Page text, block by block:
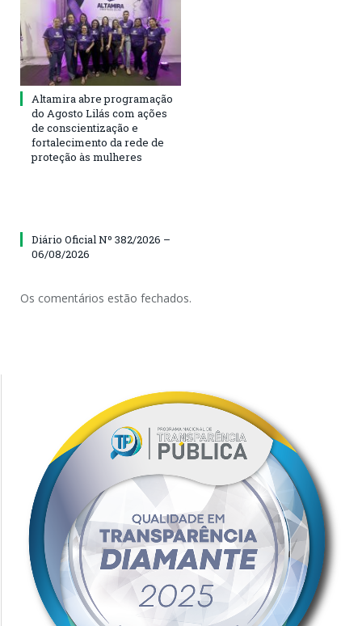
Altamira abre programação
do Agosto Lilás com ações
de conscientização e
fortalecimento da rede de
proteção às mulheres
Diário Oficial Nº 382/2026 –
06/08/2026
Os comentários estão fechados.